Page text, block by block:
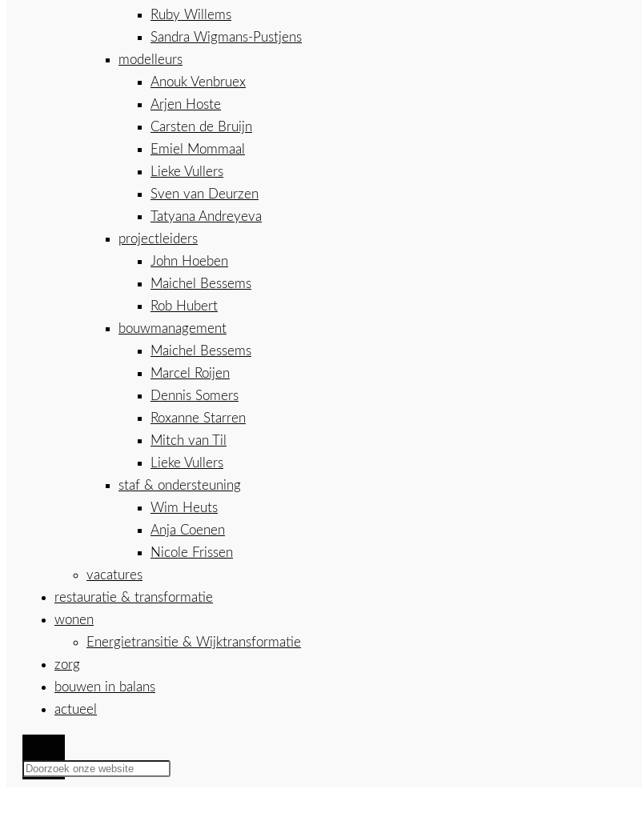
Ruby Willems
Sandra Wigmans-Pustjens
modelleurs
Anouk Venbruex
Arjen Hoste
Carsten de Bruijn
Emiel Mommaal
Lieke Vullers
Sven van Deurzen
Tatyana Andreyeva
projectleiders
John Hoeben
Maichel Bessems
Rob Hubert
bouwmanagement
Maichel Bessems
Marcel Roijen
Dennis Somers
Roxanne Starren
Mitch van Til
Lieke Vullers
staf & ondersteuning
Wim Heuts
Anja Coenen
Nicole Frissen
vacatures
restauratie & transformatie
wonen
Energietransitie & Wijktransformatie
zorg
bouwen in balans
actueel